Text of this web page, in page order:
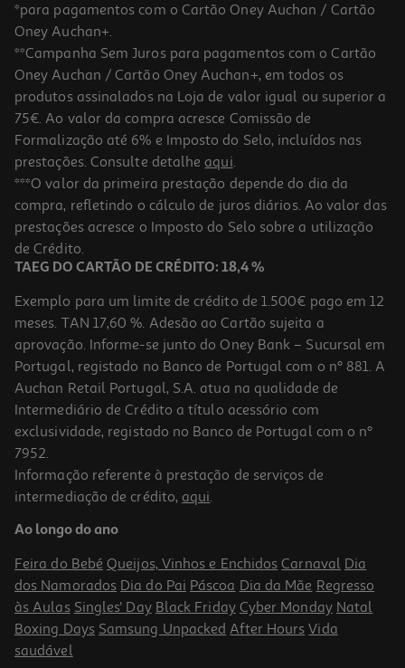
4.9
Cartão Memória Msd Qilive Cl.10 Uhs-I U3 Gaming 128gb
39.99 €/un
39,99 €
Cartão Memória Msd Qilive Cl.10 Uhs-I U1 V10 A1 256gb
79.99 €/un
79,99 €
*para pagamentos com o Cartão Oney Auchan / Cartão
Oney Auchan+.
**Campanha Sem Juros para pagamentos com o Cartão
Oney Auchan / Cartão Oney Auchan+, em todos os
produtos assinalados na Loja de valor igual ou superior a
75€. Ao valor da compra acresce Comissão de
Formalização até 6% e Imposto do Selo, incluídos nas
prestações. Consulte detalhe aqui.
***O valor da primeira prestação depende do dia da
compra, refletindo o cálculo de juros diários. Ao valor das
prestações acresce o Imposto do Selo sobre a utilização
de Crédito.
TAEG DO CARTÃO DE CRÉDITO: 18,4 %
Exemplo para um limite de crédito de 1.500€ pago em 12
meses. TAN 17,60 %. Adesão ao Cartão sujeita a
aprovação. Informe-se junto do Oney Bank – Sucursal em
Portugal, registado no Banco de Portugal com o nº 881. A
Auchan Retail Portugal, S.A. atua na qualidade de
Intermediário de Crédito a título acessório com
exclusividade, registado no Banco de Portugal com o nº
7952.
Informação referente à prestação de serviços de
intermediação de crédito, aqui.
Ao longo do ano
Feira do Bebé Queijos, Vinhos e Enchidos Carnaval Dia
dos Namorados Dia do Pai Páscoa Dia da Mãe Regresso
às Aulas Singles' Day Black Friday Cyber Monday Natal
Boxing Days Samsung Unpacked After Hours Vida
saudável